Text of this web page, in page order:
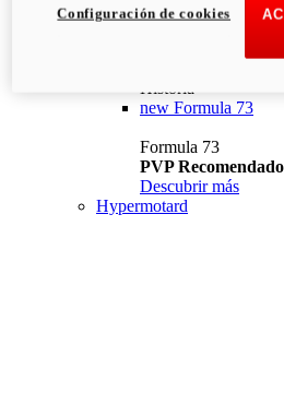
Historia
new Formula 73
Formula 73
PVP
Descubrir más
Hypermotard
Configuración de cookies